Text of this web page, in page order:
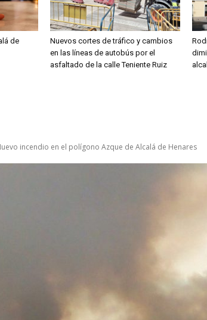
de
Nuevos cortes de tráfico y cambios
en las líneas de autobús por el
asfaltado de la calle Teniente Ruiz